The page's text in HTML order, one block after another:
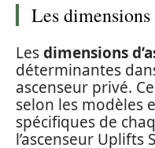
Les
Lesdimensions
déterminantes
ascenseur privé.
selon les modèles
spécifiques de
l’ascenseur Uplifts